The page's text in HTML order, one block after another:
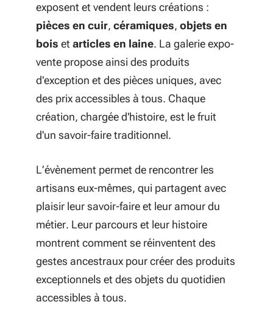
exposent et vendent leurs créations :
pièces en cuir, céramiques, objets en
bois etarticles en laine. La galerie expo-
vente propose ainsi des produits
d'exception et des pièces uniques, avec
des prix accessibles à tous. Chaque
création, chargée d'histoire, est le fruit
d'un savoir-faire traditionnel.
L’évènement permet de rencontrer les
artisans eux-mêmes, qui partagent avec
plaisir leur savoir-faire et leur amour du
métier. Leur parcours et leur histoire
montrent comment se réinventent des
gestes ancestraux pour créer des produits
exceptionnels et des objets du quotidien
accessibles à tous.